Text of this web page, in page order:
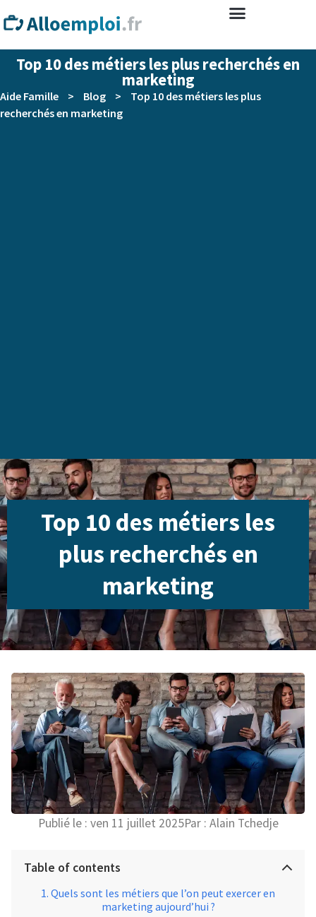
Top 10 des métiers les plus recherchés en
marketing
Aide Famille > Blog >
Top 10 des métiers les plus
recherchés en marketing
Top 10 des métiers les
plus recherchés en
marketing
Publié le : ven 11 juillet 2025Par : Alain Tchedje
Table of contents
Quels sont les métiers que l’on peut exercer en
marketing aujourd’hui ?